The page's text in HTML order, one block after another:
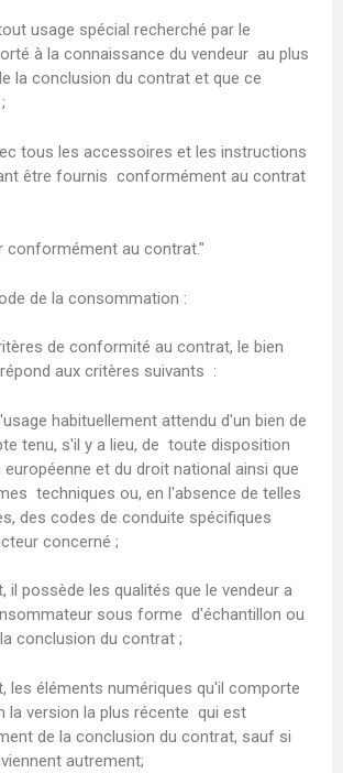
usage spécial recherché par le
à la connaissance du vendeur au plus
la conclusion du contrat et que ce
tous les accessoires et les instructions
être fournis conformément au contrat
conformément au contrat."
de la consommation :
de conformité au contrat, le bien
aux critères suivants :
habituellement attendu d'un bien de
tenu, s'il y a lieu, de toute disposition
et du droit national ainsi que
techniques ou, en l'absence de telles
des codes de conduite spécifiques
concerné ;
il possède les qualités que le vendeur a
sous forme d'échantillon ou
conclusion du contrat ;
les éléments numériques qu'il comporte
la version la plus récente qui est
de la conclusion du contrat, sauf si
autrement;